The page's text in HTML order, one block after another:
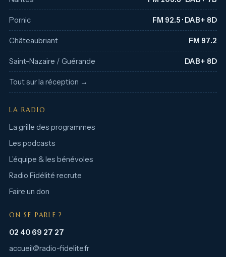
Pornic FM 92.5 · DAB+ 8D
Châteaubriant FM 97.2
Saint-Nazaire / Guérande DAB+ 8D
Tout sur la réception →
LA RADIO
La grille des programmes
Les podcasts
L’équipe & les bénévoles
Radio Fidélité recrute
Faire un don
ON SE PARLE ?
02 40 69 27 27
accueil@radio-fidelite.fr